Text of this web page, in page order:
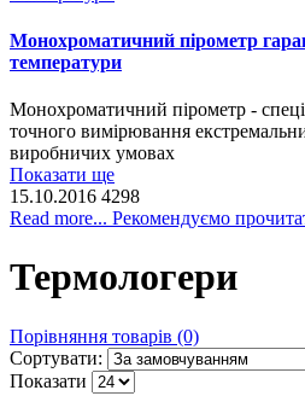
Монохроматичний пірометр
температури
Монохроматичний пірометр -
точного вимірювання
виробничих умовах
Показати ще
15.10.2016 4298
Read more... Рекомендуємо
Термологери
Порівняння товарів (0)
Сортувати:
Показати